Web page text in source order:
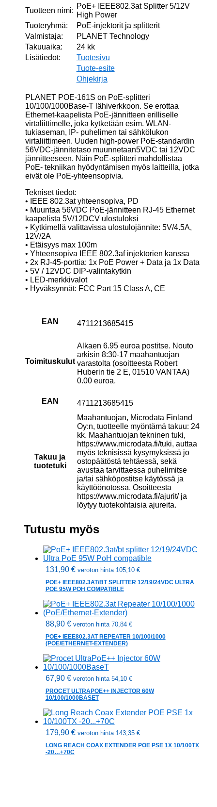
Tuotteen nimi:
PoE+ IEEE802.3at Splitter 5/12V
High Power
Tuoteryhmä:
PoE-injektorit ja splitterit
Valmistaja:
PLANET Technology
Takuuaika:
24 kk
Lisätiedot:
Tuotesivu
Tuote-esite
Ohjekirja
PLANET POE-161S on PoE-splitteri
10/100/1000Base-T lähiverkkoon. Se erottaa
Ethernet-kaapelista PoE-jännitteen erilliselle
virtaliittimelle, joka kytketään esim. WLAN-
tukiaseman, IP- puhelimen tai sähkölukon
virtaliittimeen. Uuden high-power PoE-standardin
56VDC-jännitetaso muunnetaan5VDC tai 12VDC
jännitteeseen. Näin PoE-splitteri mahdollistaa
PoE- tekniikan hyödyntämisen myös laitteilla, jotka
eivät ole PoE-yhteensopivia.
Tekniset tiedot:
• IEEE 802.3at yhteensopiva, PD
• Muuntaa 56VDC PoE-jännitteen RJ-45 Ethernet
kaapelista 5V/12DCV ulostuloksi
• Kytkimellä valittavissa ulostulojännite: 5V/4.5A,
12V/2A
• Etäisyys max 100m
• Yhteensopiva IEEE 802.3af injektorien kanssa
• 2x RJ-45-porttia: 1x PoE Power + Data ja 1x Data
• 5V / 12VDC DIP-valintakytkin
• LED-merkkivalot
• Hyväksynnät: FCC Part 15 Class A, CE
EAN 4711213685415
Toimituskulut
Alkaen 6.95 euroa postitse. Nouto
arkisin 8:30-17 maahantuojan
varastolta (osoitteesta Robert
Huberin tie 2 E, 01510 VANTAA)
0.00 euroa.
EAN 4711213685415
Takuu ja
tuotetuki
Maahantuojan, Microdata Finland
Oy:n, tuotteelle myöntämä takuu: 24
kk. Maahantuojan tekninen tuki,
https://www.microdata.fi/tuki, auttaa
myös teknisissä kysymyksissä jo
ostopäätöstä tehtäessä, sekä
avustaa tarvittaessa puhelimitse
ja/tai sähköpostitse käytössä ja
käyttöönotossa. Osoitteesta
https://www.microdata.fi/ajurit/ ja
löytyy tuotekohtaisia ajureita.
Tutustu myös
131,90 € veroton hinta 105,10 €
POE+ IEEE802.3AT/BT SPLITTER 12/19/24VDC ULTRA
POE 95W POH COMPATIBLE
88,90 € veroton hinta 70,84 €
POE+ IEEE802.3AT REPEATER 10/100/1000
(POE/ETHERNET-EXTENDER)
67,90 € veroton hinta 54,10 €
PROCET ULTRAPOE++ INJECTOR 60W
10/100/1000BASET
179,90 € veroton hinta 143,35 €
LONG REACH COAX EXTENDER POE PSE 1X 10/100TX
-20…+70C